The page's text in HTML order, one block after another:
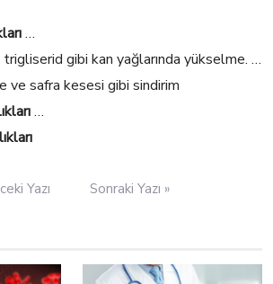
…
gibi kan yağlarında yükselme. …
ve safra kesesi gibi sindirim
…
Yazı Sonraki Yazı »